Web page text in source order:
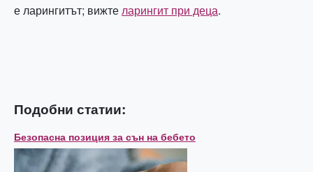
е ларингитът; вижтеларингит при деца.
Подобни статии:
Безопасна позиция за сън на бебето